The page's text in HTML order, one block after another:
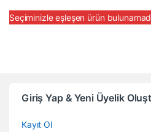
Seçiminizle eşleşen ürün
Giriş Yap & Yeni Üyelik
Kayıt Ol